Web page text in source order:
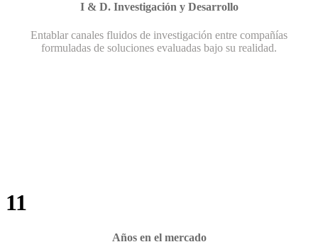
I & D. Investigación y Desarrollo
Entablar canales fluidos de investigación entre compañías
formuladas de soluciones evaluadas bajo su realidad.
11
Años en el mercado